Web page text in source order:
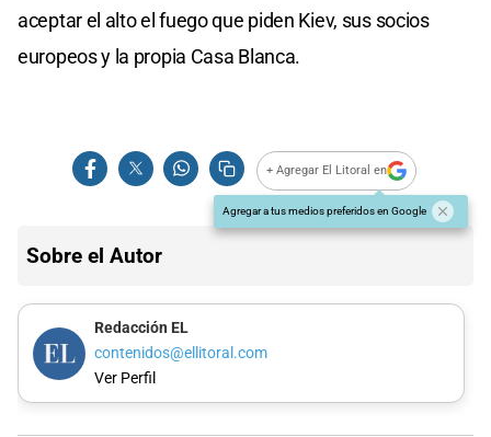
aceptar el alto el fuego que piden Kiev, sus socios
europeos y la propia Casa Blanca.
+ Agregar El Litoral en
Agregar a tus medios preferidos en Google
Sobre el Autor
Redacción EL
contenidos@ellitoral.com
Ver Perfil